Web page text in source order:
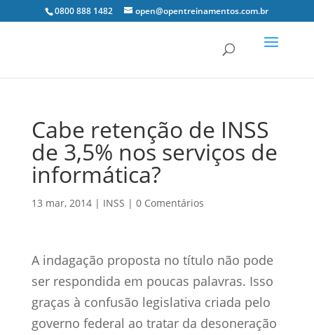
0800 888 1482 open@opentreinamentos.com.br
Cabe retenção de INSS
de 3,5% nos serviços de
informática?
13 mar, 2014| INSS | 0 Comentários
A indagação proposta no título não pode
ser respondida em poucas palavras. Isso
graças à confusão legislativa criada pelo
governo federal ao tratar da desoneração